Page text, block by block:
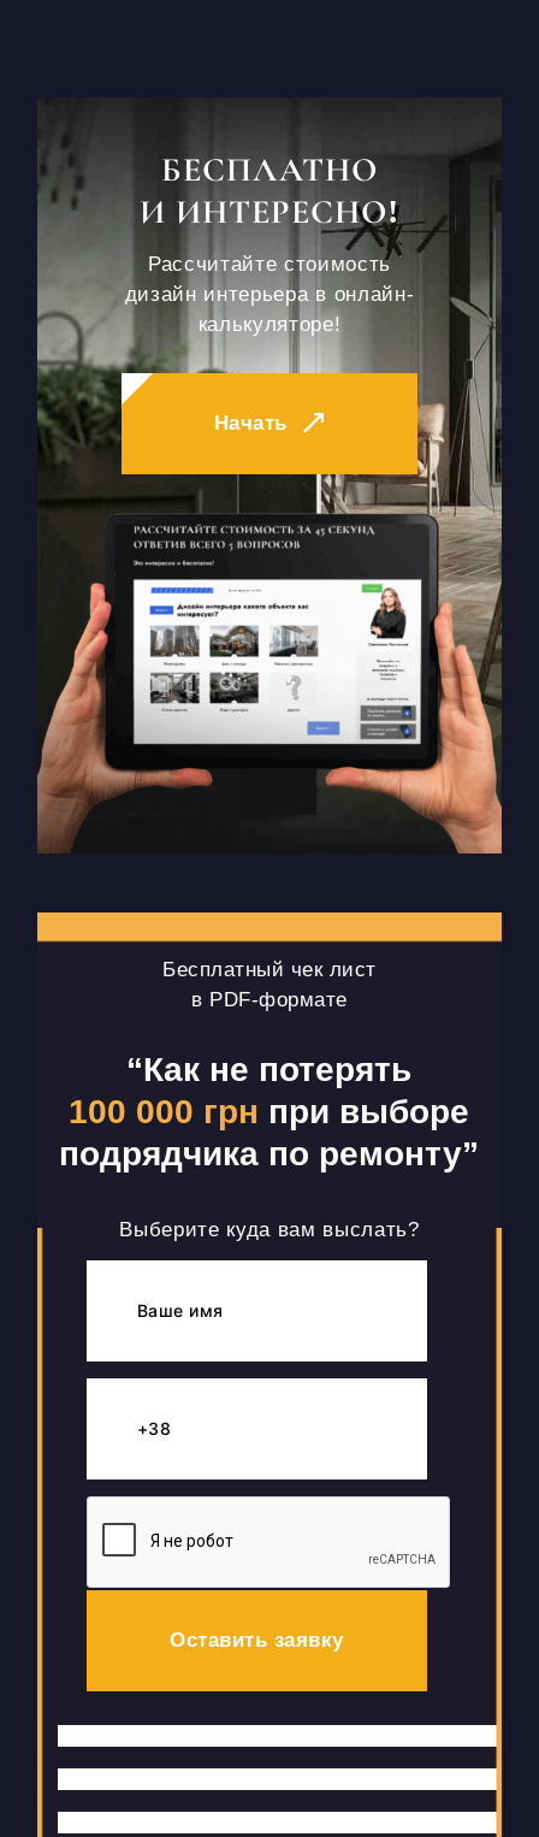
БЕСПЛАТНО
И ИНТЕРЕСНО!
Рассчитайте стоимость
дизайн интерьера в онлайн-
калькуляторе!
Начать
Бесплатный чек лист
в PDF-формате
“Как не потерять
100 000 грн при выборе
подрядчика по ремонту”
Выберите куда вам выслать?
Оставить заявку